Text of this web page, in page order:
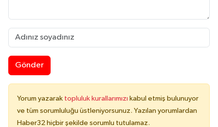
Gönder
Yorum yazarak topluluk kurallarımızı kabul etmiş bulunuyor
ve tüm sorumluluğu üstleniyorsunuz. Yazılan yorumlardan
Haber32 hiçbir şekilde sorumlu tutulamaz.